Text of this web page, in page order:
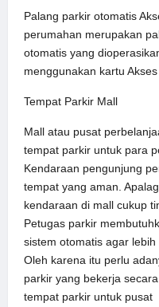
Palang parkir otomatis
perumahan merupakan
otomatis yang
menggunakan kartu Akses
Tempat Parkir Mall
Mall atau pusat
tempat parkir untuk para
Kendaraan pengunjung
tempat yang aman.
kendaraan di mall cukup
Petugas parkir
sistem otomatis agar lebih
Oleh karena itu perlu
parkir yang bekerja
tempat parkir untuk pusat